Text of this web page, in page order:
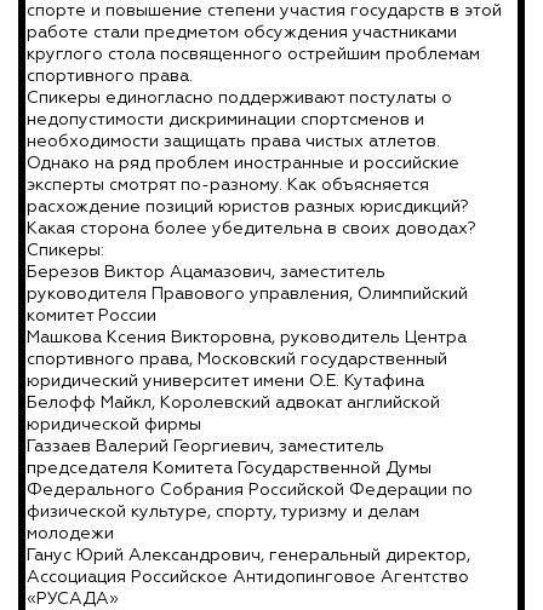
спорте и повышение степени участия государств в этой
работе стали предметом обсуждения участниками
круглого стола посвященного острейшим проблемам
спортивного права.
Спикеры единогласно поддерживают постулаты о
недопустимости дискриминации спортсменов и
необходимости защищать права чистых атлетов.
Однако на ряд проблем иностранные и российские
эксперты смотрят по-разному. Как объясняется
расхождение позиций юристов разных юрисдикций?
Какая сторона более убедительна в своих доводах?
Спикеры:
Березов Виктор Ацамазович, заместитель
руководителя Правового управления, Олимпийский
комитет России
Машкова Ксения Викторовна, руководитель Центра
спортивного права, Московский государственный
юридический университет имени О.Е. Кутафина
Белофф Майкл, Королевский адвокат английской
юридической фирмы
Газзаев Валерий Георгиевич, заместитель
председателя Комитета Государственной Думы
Федерального Собрания Российской Федерации по
физической культуре, спорту, туризму и делам
молодежи
Ганус Юрий Александрович, генеральный директор,
Ассоциация Российское Антидопинговое Агентство
«РУСАДА»